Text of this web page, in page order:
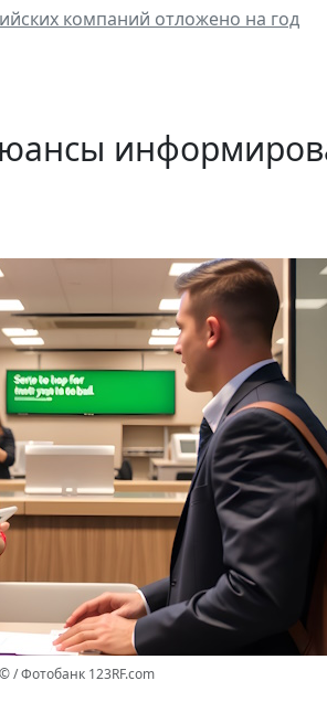
компаний отложено на год
© / Фотобанк 123RF.com